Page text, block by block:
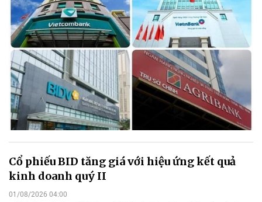
Cổ phiếu BID tăng giá với hiệu ứng kết quả
kinh doanh quý II
01/08/2026 04:00